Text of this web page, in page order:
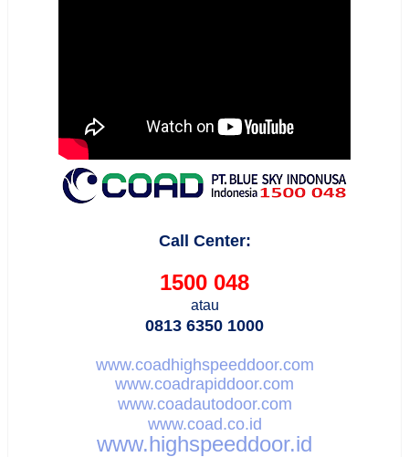
Call Center:
1500 048
atau
0813 6350 1000
www.coadhighspeeddoor.com
www.coadrapiddoor.com
www.coadautodoor.com
www.coad.co.id
www.highspeeddoor.id